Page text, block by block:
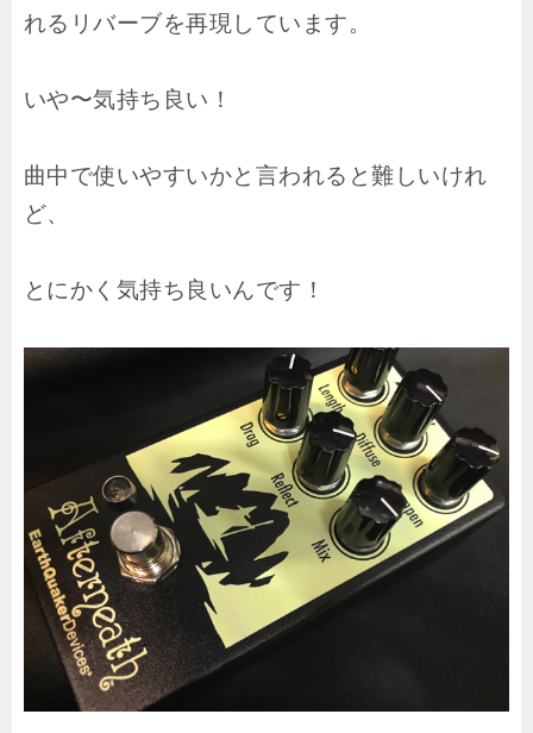
れるリバーブを再現しています。
いや〜気持ち良い！
曲中で使いやすいかと言われると難しいけれ
ど、
とにかく気持ち良いんです！